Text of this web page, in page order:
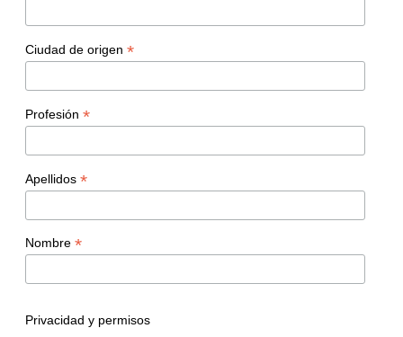
Ciudad de origen *
Profesión *
Apellidos *
Nombre *
Privacidad y permisos